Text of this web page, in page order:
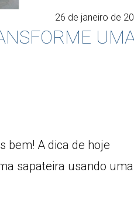
26 de janeiro de
bem! A dica de hoje
sapateira usando uma